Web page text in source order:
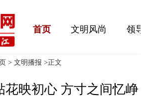
首页 文明风尚 领
> 文明播报 >正文
花映初心 方寸之间忆峥